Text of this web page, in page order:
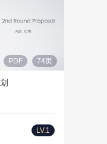
PDF 74页
LV.1